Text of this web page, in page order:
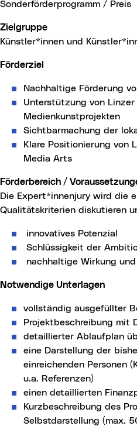
Sonderförderprogramm / Preis
Zielgruppe
Künstler*innen und
Förderziel
Nachhaltige Förderung
Unterstützung von
Medienkunstprojekten
Sichtbarmachung der
Klare Positionierung von
Media Arts
Förderbereich /
Die Expert*innenjury wird die
Qualitätskriterien diskutieren
innovatives Potenzial
Schlüssigkeit der
nachhaltige Wirkung
Notwendige Unterlagen
vollständig ausgefüllter
Projektbeschreibung mit
detaillierter Ablaufplan
eine Darstellung der
einreichenden Personen
u.a. Referenzen)
einen detaillierten
Kurzbeschreibung des
Selbstdarstellung (max.